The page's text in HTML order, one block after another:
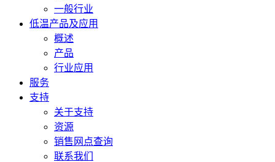
一般行业
低温产品及应用
概述
产品
行业应用
服务
支持
关于支持
资源
销售网点查询
联系我们